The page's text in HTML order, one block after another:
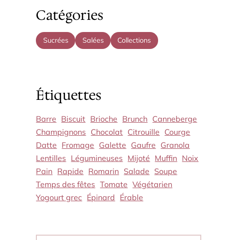
Catégories
Sucrées Salées Collections
Étiquettes
Barre Biscuit Brioche Brunch Canneberge
Champignons Chocolat Citrouille Courge
Datte Fromage Galette Gaufre Granola
Lentilles Légumineuses Mijoté Muffin Noix
Pain Rapide Romarin Salade Soupe
Temps des fêtes Tomate Végétarien
Yogourt grec Épinard Érable